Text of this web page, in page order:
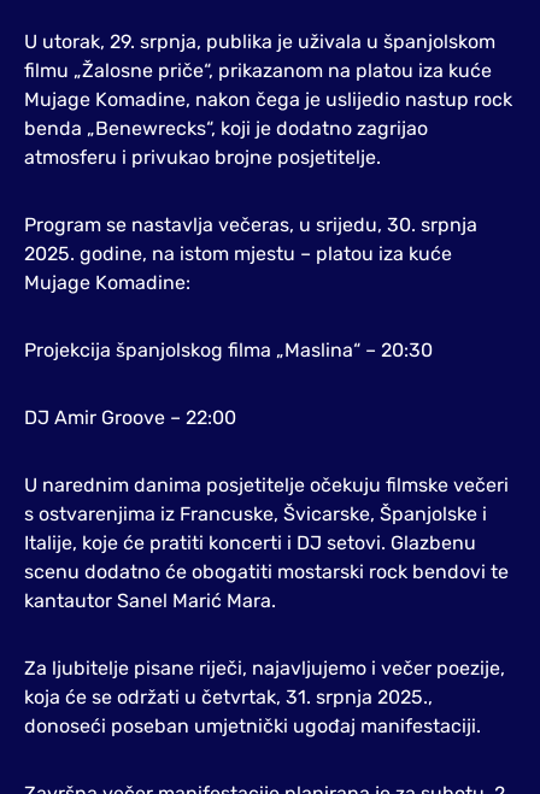
U utorak, 29. srpnja, publika je uživala u španjolskom
filmu „Žalosne priče“, prikazanom na platou iza kuće
Mujage Komadine, nakon čega je uslijedio nastup rock
benda „Benewrecks“, koji je dodatno zagrijao
atmosferu i privukao brojne posjetitelje.
Program se nastavlja večeras, u srijedu, 30. srpnja
2025. godine, na istom mjestu – platou iza kuće
Mujage Komadine:
Projekcija španjolskog filma „Maslina“ – 20:30
DJ Amir Groove – 22:00
U narednim danima posjetitelje očekuju filmske večeri
s ostvarenjima iz Francuske, Švicarske, Španjolske i
Italije, koje će pratiti koncerti i DJ setovi. Glazbenu
scenu dodatno će obogatiti mostarski rock bendovi te
kantautor Sanel Marić Mara.
Za ljubitelje pisane riječi, najavljujemo i večer poezije,
koja će se održati u četvrtak, 31. srpnja 2025.,
donoseći poseban umjetnički ugođaj manifestaciji.